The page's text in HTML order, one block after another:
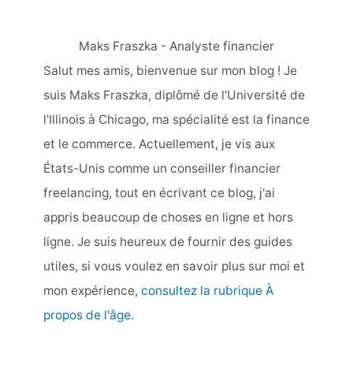
Maks Fraszka - Analyste financier
Salut mes amis, bienvenue sur mon blog ! Je
suis Maks Fraszka, diplômé de l'Université de
l'Illinois à Chicago, ma spécialité est la finance
et le commerce. Actuellement, je vis aux
États-Unis comme un conseiller financier
freelancing, tout en écrivant ce blog, j'ai
appris beaucoup de choses en ligne et hors
ligne. Je suis heureux de fournir des guides
utiles, si vous voulez en savoir plus sur moi et
mon expérience, consultez la rubrique À
propos de l'âge.